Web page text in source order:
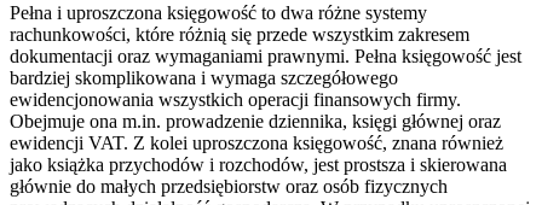
Pełna i uproszczona księgowość to dwa różne systemy
rachunkowości, które różnią się przede wszystkim zakresem
dokumentacji oraz wymaganiami prawnymi. Pełna księgowość jest
bardziej skomplikowana i wymaga szczegółowego
ewidencjonowania wszystkich operacji finansowych firmy.
Obejmuje ona m.in. prowadzenie dziennika, księgi głównej oraz
ewidencji VAT. Z kolei uproszczona księgowość, znana również
jako książka przychodów i rozchodów, jest prostsza i skierowana
głównie do małych przedsiębiorstw oraz osób fizycznych